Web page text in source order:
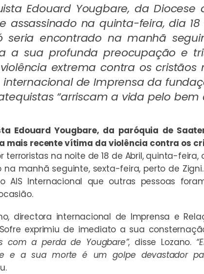
Edouard Yougbare, da Diocese
assassinado na quinta-feira, dia
seria encontrado na manhã
a sua profunda preocupação e
extrema contra os cristãos
de Imprensa da
“arriscam a vida pelo bem
Edouard Yougbare, da paróquia de
mais recente vítima da violência contra os
terroristas na noite de 18 de Abril, quinta-feira,
na manhã seguinte, sexta-feira, perto de
AIS Internacional que outras pessoas
directora internacional de Imprensa e
exprimiu de imediato a sua
com a perda de Yougbare”, disse Lozano.
e a sua morte é um golpe devastador